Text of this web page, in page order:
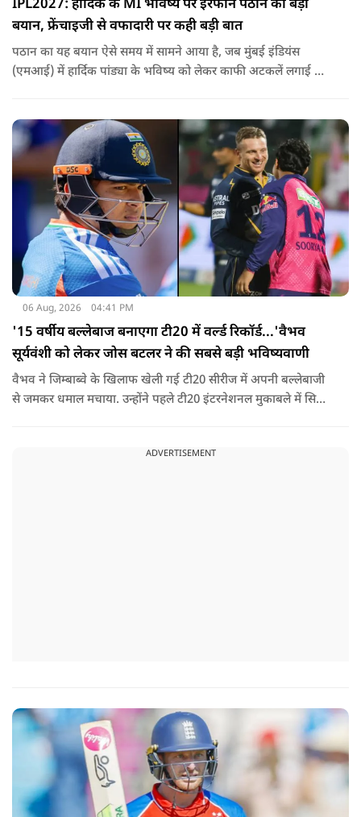
IPL2027: हार्दिक के MI भविष्य पर इरफान पठान का बड़ा
बयान, फ्रेंचाइजी से वफादारी पर कही बड़ी बात
पठान का यह बयान ऐसे समय में सामने आया है, जब मुंबई इंडियंस
(एमआई) में हार्दिक पांड्या के भविष्य को लेकर काफी अटकलें लगाई जा
06 Aug, 2026 04:41 PM
'15 वर्षीय बल्लेबाज बनाएगा टी20 में वर्ल्ड रिकॉर्ड...'वैभव
सूर्यवंशी को लेकर जोस बटलर ने की सबसे बड़ी भविष्यवाणी
वैभव ने जिम्बाब्वे के खिलाफ खेली गई टी20 सीरीज में अपनी बल्लेबाजी
से जमकर धमाल मचाया. उन्होंने पहले टी20 इंटरनेशनल मुकाबले में सिर्फ
ADVERTISEMENT